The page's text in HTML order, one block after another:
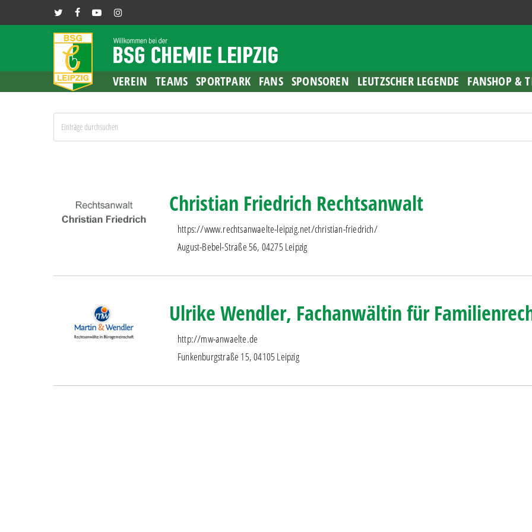
to
TWITTERFACEBOOKYOUTUBEINSTAGRAM
VEREIN TEAMS SPORTPARK FANS SPONSOREN LEUTZSCHER LEGENDE FANSHOP &
Christian Friedrich Rechtsanwalt
https://www.rechtsanwaelte-leipzig.net/christian-friedrich/
August-Bebel-Straße 56, 04275 Leipzig
Ulrike Wendler, Fachanwältin für
http://mw-anwaelte.de
Funkenburgstraße 15, 04105 Leipzig